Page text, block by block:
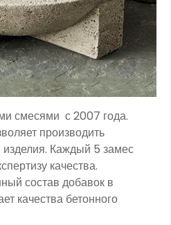
смесями с 2007 года.
производить
Каждый 5 замес
качества.
состав добавок в
качества бетонного